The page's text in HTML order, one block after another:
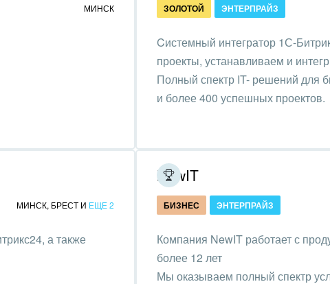
Авиация,
МИНСК ЗОЛОТОЙ ЭНТЕРПРАЙЗ
Cистемный интегратор 1С-
проекты, устанавливаем и
Полный спектр IT- решений для
и более 400 успешных проектов.
МИНСК, БРЕСТ И ЕЩЕ 2
а также
NewIT
БИЗНЕС ЭНТЕРПРАЙЗ
Компания NewIT работает с
более 12 лет
Мы оказываем полный спектр